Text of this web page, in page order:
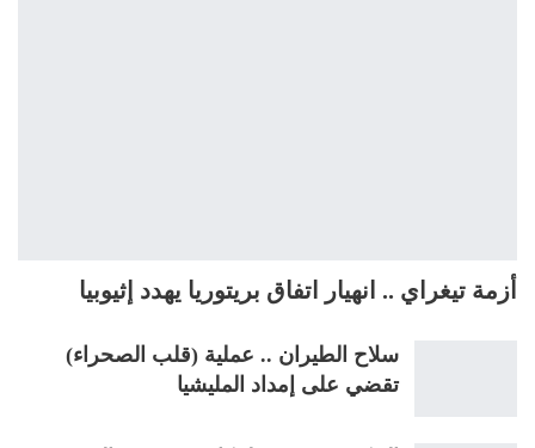
أزمة تيغراي .. انهيار اتفاق بريتوريا يهدد إثيوبيا
سلاح الطيران .. عملية (قلب الصحراء)
تقضي على إمداد المليشيا